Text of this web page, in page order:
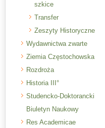
szkice
Transfer
Zeszyty Historyczne
Wydawnictwa zwarte
Ziemia Częstochowska
Rozdroża
Historia III°
Studencko-Doktorancki
Biuletyn Naukowy
Res Academicae